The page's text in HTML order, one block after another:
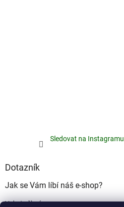
Sledovat na Instagramu
Dotazník
Jak se Vám líbí náš e-shop?
Velmi pěkný